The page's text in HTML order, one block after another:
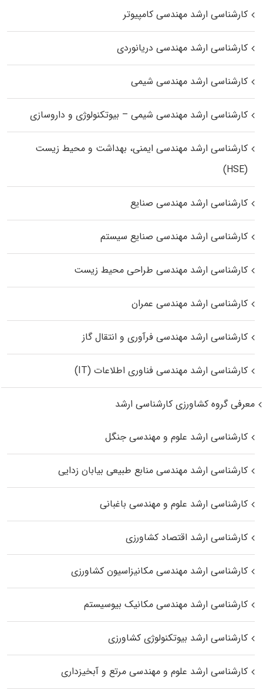
کارشناسی ارشد مهندسی کامپیوتر
کارشناسی ارشد مهندسی دریانوردی
کارشناسی ارشد مهندسی شیمی
کارشناسی ارشد مهندسی شیمی – بیوتکنولوژی و داروسازی
کارشناسی ارشد مهندسی ایمنی، بهداشت و محیط زیست
(HSE)
کارشناسی ارشد مهندسی صنایع
کارشناسی ارشد مهندسی صنایع سیستم
کارشناسی ارشد مهندسی طراحی محیط زیست
کارشناسی ارشد مهندسی عمران
کارشناسی ارشد مهندسی فرآوری و انتقال گاز
کارشناسی ارشد مهندسی فناوری اطلاعات (IT)
معرفی گروه کشاورزی کارشناسی ارشد
کارشناسی ارشد علوم و مهندسی جنگل
کارشناسی ارشد مهندسی منابع طبیعی بیابان زدایی
کارشناسی ارشد علوم و مهندسی باغبانی
کارشناسی ارشد اقتصاد کشاورزی
کارشناسی ارشد مهندسی مکانیزاسیون کشاورزی
کارشناسی ارشد مهندسی مکانیک بیوسیستم
کارشناسی ارشد بیوتکنولوژی کشاورزی
کارشناسی ارشد علوم و مهندسی مرتع و آبخیزداری